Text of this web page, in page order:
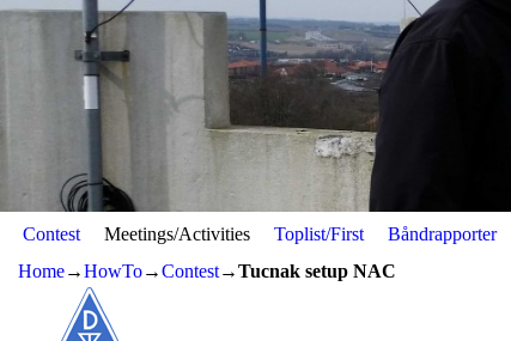
Skip to primary content
Skip to secondary content
Contest Meetings/Activities Toplist/First Båndrapporter
Home→HowTo→Contest→Tucnak setup NAC